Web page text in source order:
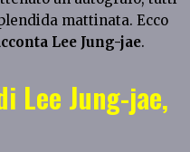
mattinata. Ecco
Lee Jung-jae.
Lee Jung-jae,